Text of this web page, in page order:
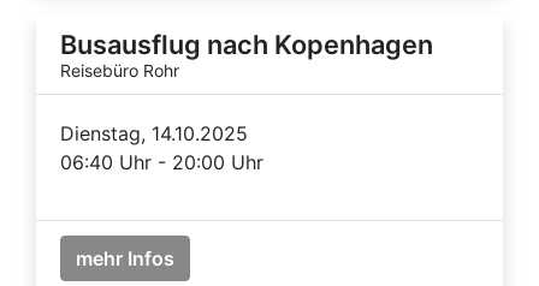
Busausflug nach Kopenhagen
Reisebüro Rohr
Dienstag, 14.10.2025
06:40 Uhr - 20:00 Uhr
mehr Infos